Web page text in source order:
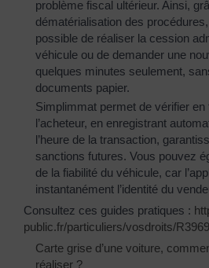
problème fiscal ultérieur. Ainsi,
dématérialisation des
possible de réaliser la cession
véhicule ou de demander une
quelques minutes seulement,
documents papier.
Simplimmat permet de vérifier en
l’acheteur, en enregistrant
l’heure de la transaction,
sanctions futures. Vous pouvez
de la fiabilité du véhicule, car
instantanément l’identité du
Consultez ces guides pratiques :
public.fr/particuliers/vosdroits/
Carte grise d’une voiture,
réaliser ?